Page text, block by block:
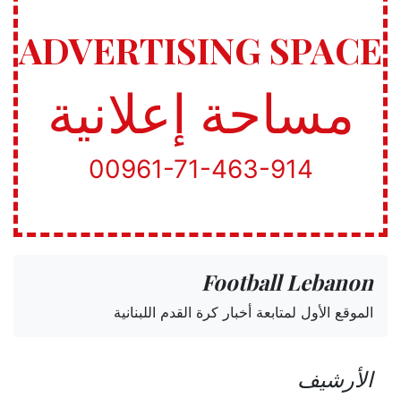
ADVERTISING SPACE
مساحة إعلانية
00961-71-463-914
Football Lebanon
الموقع الأول لمتابعة أخبار كرة القدم اللبنانية
الأرشيف